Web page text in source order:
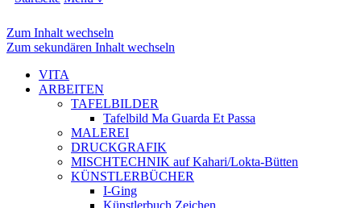
Zum Inhalt wechseln
Zum sekundären Inhalt wechseln
VITA
ARBEITEN
TAFELBILDER
Tafelbild Ma Guarda Et Passa
MALEREI
DRUCKGRAFIK
MISCHTECHNIK auf Kahari/Lokta-Bütten
KÜNSTLERBÜCHER
I-Ging
Künstlerbuch Zeichen